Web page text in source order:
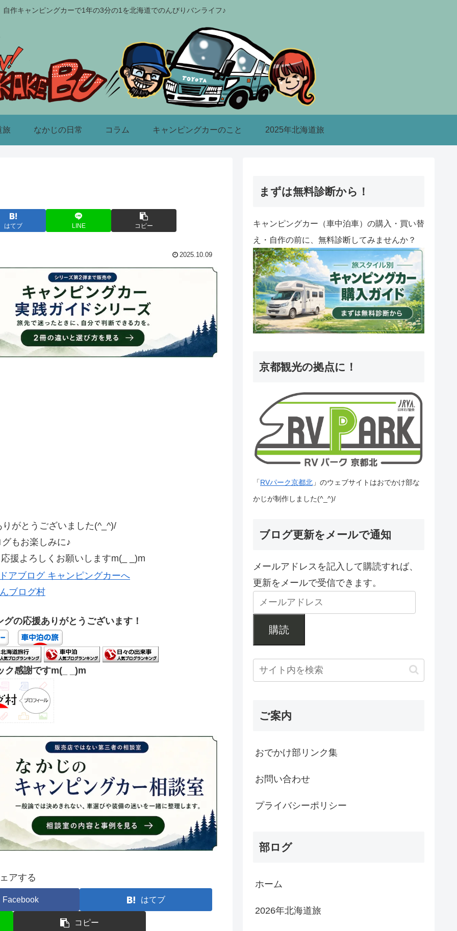
自作キャンピングカーで1年の3分の1を北海道でのんびりバンライフ♪
旅 なかじの日常 コラム キャンピングカーのこと 2025年北海道旅
はてブ LINE コピー
2025.10.09
がとうございました(^_^)/
もお楽しみに♪
援よろしくお願いしますm(_ _)m
ブログ村
の応援ありがとうございます！
ク感謝ですm(_ _)m
アする
Facebook はてブ
コピー
まずは無料診断から！
キャンピングカー（車中泊車）の購入・買い替
え・自作の前に、無料診断してみませんか？
京都観光の拠点に！
「RVパーク京都北 」のウェブサイトはおでかけ部な
かじが制作しました(^_^)/
ブログ更新をメールで通知
メールアドレスを記入して購読すれば、
更新をメールで受信できます。
購読
ご案内
おでかけ部リンク集
お問い合わせ
プライバシーポリシー
部ログ
ホーム
2026年北海道旅